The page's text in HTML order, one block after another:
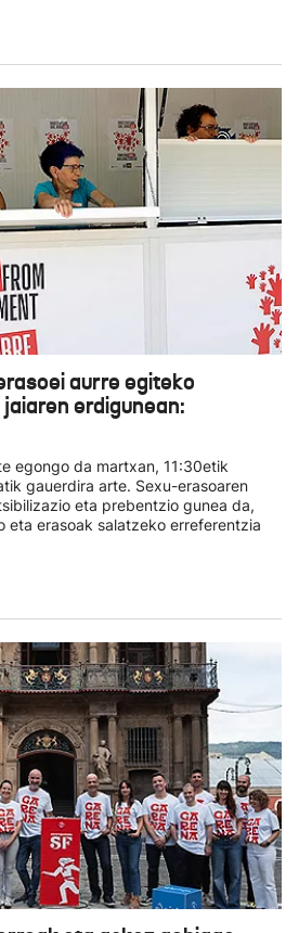
aurre egiteko
erdigunean:
egongo da martxan, 11:30etik
gauerdira arte. Sexu-erasoaren
eta prebentzio gunea da,
eta erasoak salatzeko erreferentzia